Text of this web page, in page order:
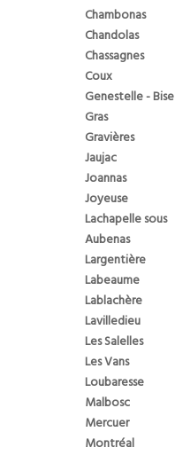
Chambonas
Chandolas
Chassagnes
Coux
Genestelle - Bise
Gras
Gravières
Jaujac
Joannas
Joyeuse
Lachapelle sous
Aubenas
Largentière
Labeaume
Lablachère
Lavilledieu
Les Salelles
Les Vans
Loubaresse
Malbosc
Mercuer
Montréal